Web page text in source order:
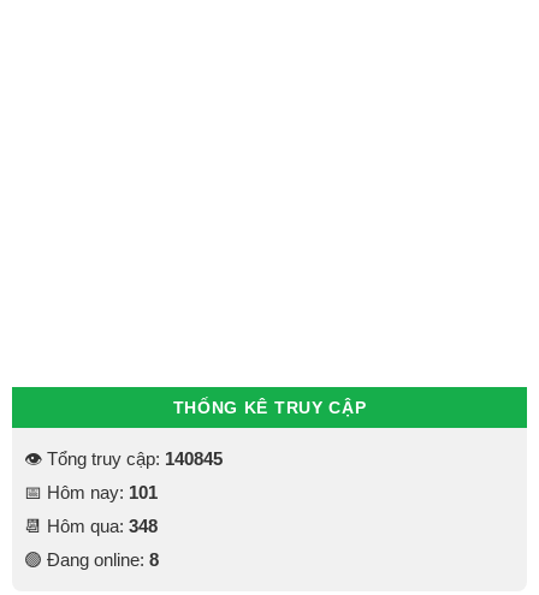
THỐNG KÊ TRUY CẬP
👁 Tổng truy cập: 140845
📅 Hôm nay: 101
📆 Hôm qua: 348
🟢 Đang online: 8